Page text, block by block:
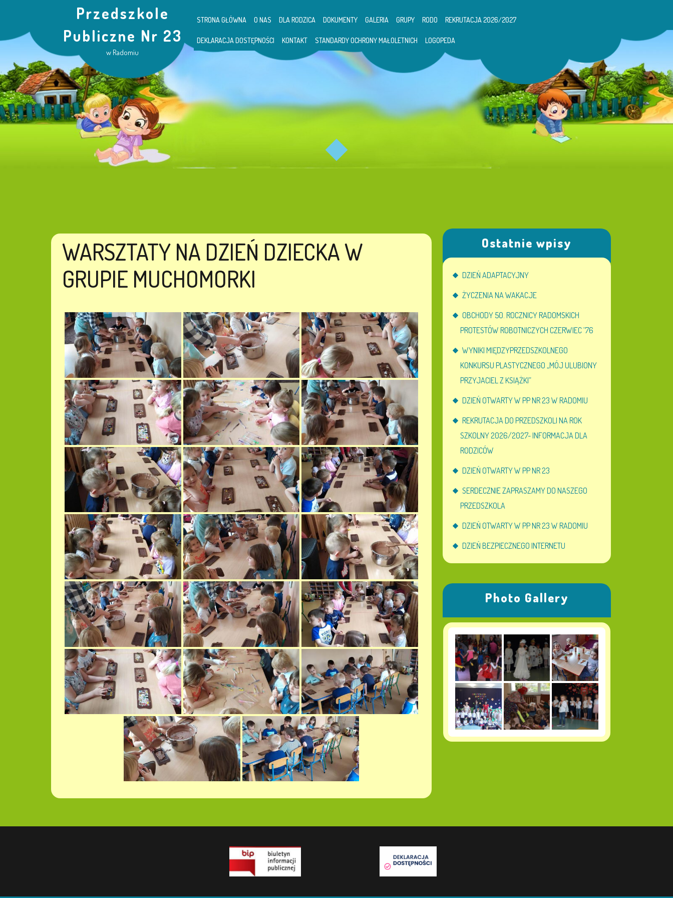
Przedszkole
Publiczne Nr 23
w Radomiu
STRONA GŁÓWNA O NAS DLA RODZICA DOKUMENTY GALERIA GRUPY RODO REKRUTACJA 2026/2027
DEKLARACJA DOSTĘPNOŚCI KONTAKT STANDARDY OCHRONY MAŁOLETNICH LOGOPEDA
WARSZTATY NA DZIEŃ DZIECKA W
GRUPIE MUCHOMORKI
Ostatnie wpisy
DZIEŃ ADAPTACYJNY
ŻYCZENIA NA WAKACJE
OBCHODY 50. ROCZNICY RADOMSKICH
PROTESTÓW ROBOTNICZYCH CZERWIEC ’76
WYNIKI MIĘDZYPRZEDSZKOLNEGO
KONKURSU PLASTYCZNEGO „MÓJ ULUBIONY
PRZYJACIEL Z KSIĄŻKI”
DZIEŃ OTWARTY W PP NR 23 W RADOMIU
REKRUTACJA DO PRZEDSZKOLI NA ROK
SZKOLNY 2026/2027- INFORMACJA DLA
RODZICÓW
DZIEŃ OTWARTY W PP NR 23
SERDECZNIE ZAPRASZAMY DO NASZEGO
PRZEDSZKOLA
DZIEŃ OTWARTY W PP NR 23 W RADOMIU
DZIEŃ BEZPIECZNEGO INTERNETU
Photo Gallery